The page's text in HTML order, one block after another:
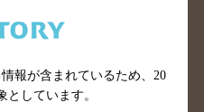
岡山県のバー検索
徳島県のバー検索
報が含まれているため、 20
としています。